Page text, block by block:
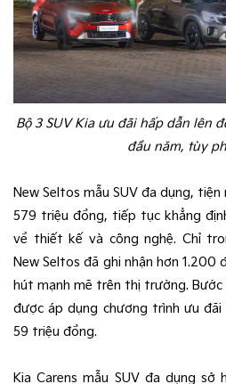
Bộ 3 SUV Kia ưu đãi hấp dẫn lên
đầu năm, tùy
New Seltos mẫu SUV đa dụng,
579 triệu đồng, tiếp tục khẳng
về thiết kế và công nghệ. Chỉ
New Seltos đã ghi nhận hơn
hút mạnh mẽ trên thị trường. Bước
được áp dụng chương trình ưu đãi
59 triệu đồng.
Kia Carens mẫu SUV đa dụng